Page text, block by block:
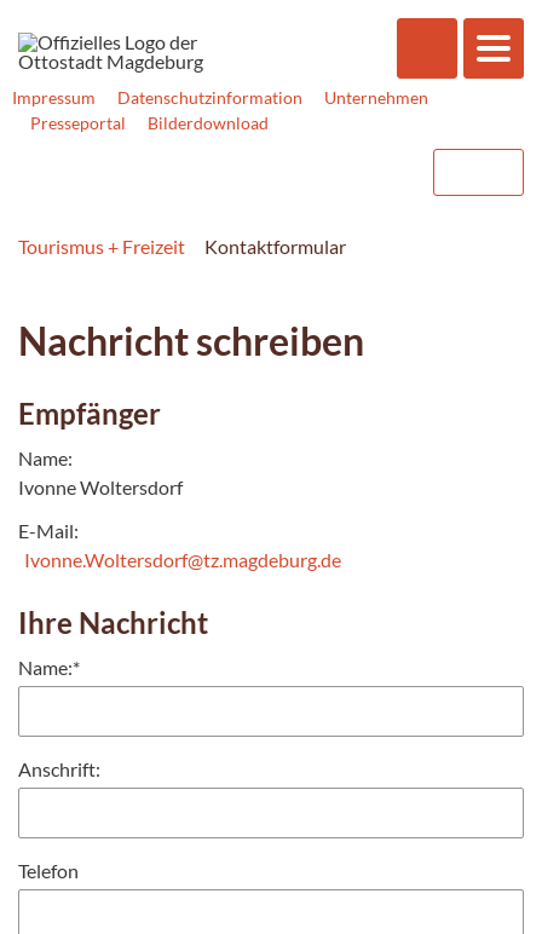
Impressum Datenschutzinformation
Unternehmen
Presseportal
Bilderdownload
Tourismus + Freizeit Kontaktformular
Nachricht schreiben
Empfänger
Name:
Ivonne Woltersdorf
E-Mail:
Ivonne.Woltersdorf@tz.magdeburg.de
Ihre Nachricht
Name:*
Anschrift:
Telefon